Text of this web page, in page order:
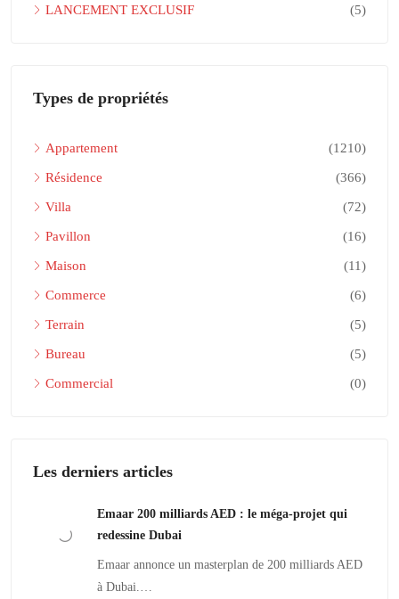
LANCEMENT EXCLUSIF (5)
Types de propriétés
Appartement (1210)
Résidence (366)
Villa (72)
Pavillon (16)
Maison (11)
Commerce (6)
Terrain (5)
Bureau (5)
Commercial (0)
Les derniers articles
Emaar 200 milliards AED : le méga-projet qui
redessine Dubai
Emaar annonce un masterplan de 200 milliards AED
à Dubai.…